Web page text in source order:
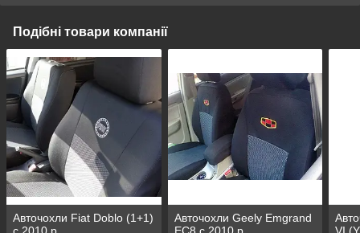
Подібні товари компанії
Авточохли Fiat Doblo (1+1)
Авточохли Geely Emgrand